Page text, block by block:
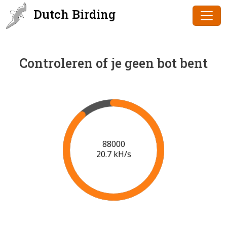
Dutch Birding
Controleren of je geen bot bent
90000
20.8 kH/s